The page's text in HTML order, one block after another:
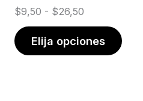
$9,50 - $26,50
Elija opciones